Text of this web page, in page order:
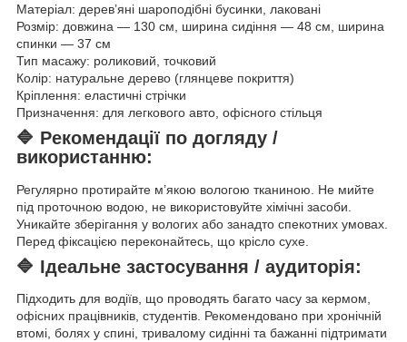
Матеріал: дерев’яні шароподібні бусинки, лаковані
Розмір: довжина — 130 см, ширина сидіння — 48 см, ширина
спинки — 37 см
Тип масажу: роликовий, точковий
Колір: натуральне дерево (глянцеве покриття)
Кріплення: еластичні стрічки
Призначення: для легкового авто, офісного стільця
🔷 Рекомендації по догляду /
використанню:
Регулярно протирайте м’якою вологою тканиною. Не мийте
під проточною водою, не використовуйте хімічні засоби.
Уникайте зберігання у вологих або занадто спекотних умовах.
Перед фіксацією переконайтесь, що крісло сухе.
🔷 Ідеальне застосування / аудиторія:
Підходить для водіїв, що проводять багато часу за кермом,
офісних працівників, студентів. Рекомендовано при хронічній
втомі, болях у спині, тривалому сидінні та бажанні підтримати